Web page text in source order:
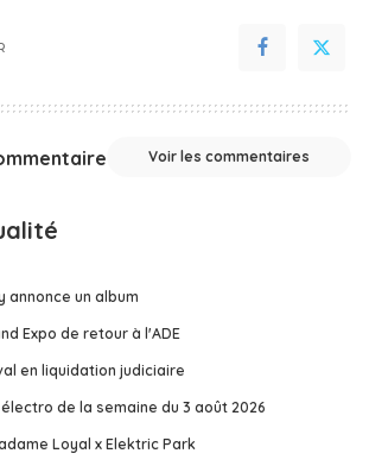
Voir les commentaires
annonce un album
Expo de retour à l'ADE
en liquidation judiciaire
de la semaine du 3 août 2026
Loyal x Elektric Park